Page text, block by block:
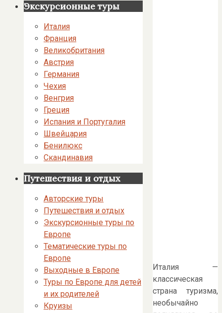
Италия —
классическая
страна туризма,
необычайно
Экскурсионные туры
Италия
Франция
Великобритания
Австрия
Германия
Чехия
Венгрия
Греция
Испания и Португалия
Швейцария
Бенилюкс
Скандинавия
Путешествия и отдых
Авторские туры
Путешествия и отдых
Экскурсионные туры по
Европе
Тематические туры по
Европе
Выходные в Европе
Туры по Европе для детей
и их родителей
Круизы